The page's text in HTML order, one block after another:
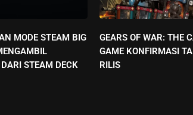
MODE STEAM BIG
STEAM DECK
GEARS OF WAR: THE
GAME KONFIRMASI
RILIS